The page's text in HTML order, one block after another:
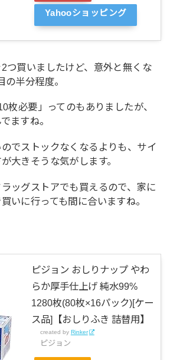
Yahooショッピング
つ買いましたけど、意外と無くな
の半分程度。
枚必要」ってのもありましたが、
ますね。
でストックなくなるよりも、サイ
大きそうな気がします。
ッグストアでも買えるので、家に
いに行っても間に合いますね。
ピジョン おしりナップ やわ
らか厚手仕上げ 純水99%
1280枚(80枚×16パック)[ケー
ス品]【おしりふき 詰替用】
created by Rinker
ピジョン